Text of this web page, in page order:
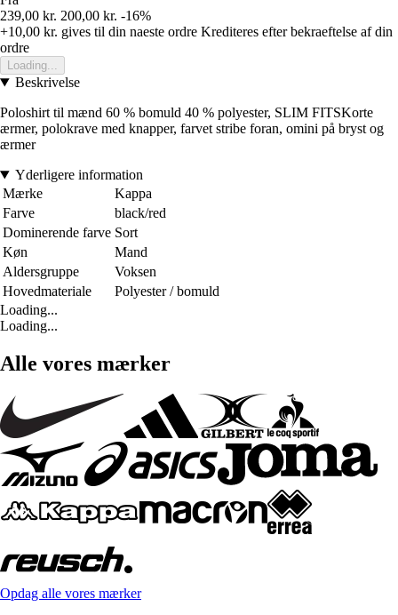
239,00 kr. 200,00 kr. -16%
+10,00 kr. gives til din naeste ordre Krediteres efter bekraeftelse af din
ordre
Loading...
Beskrivelse
Poloshirt til mænd 60 % bomuld 40 % polyester, SLIM FITSKorte
ærmer, polokrave med knapper, farvet stribe foran, omini på bryst og
ærmer
Yderligere information
Mærke
Kappa
Farve
black/red
Dominerende farve Sort
Køn
Mand
Aldersgruppe
Voksen
Hovedmateriale
Polyester / bomuld
Loading...
Loading...
Alle vores mærker
Opdag alle vores mærker